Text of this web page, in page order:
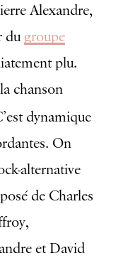
Alexandre,
dugroupe
plu.
chanson
dynamique
On
alternative
de Charles
et David